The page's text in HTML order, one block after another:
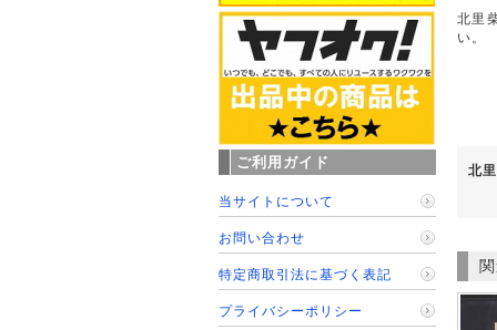
北里
い。
北
ご利用ガイド
当サイトについて
お問い合わせ
特定商取引法に基づく表記
プライバシーポリシー